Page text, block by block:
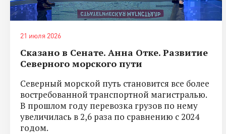
21 июля 2026
Сказано в Сенате. Анна Отке. Развитие
Северного морского пути
Северный морской путь становится все более
востребованной транспортной магистралью.
В прошлом году перевозка грузов по нему
увеличилась в 2,6 раза по сравнению с 2024
годом.